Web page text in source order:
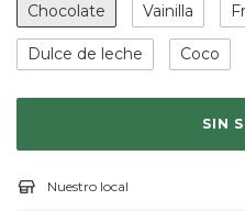
Chocolate Vainilla
Dulce de leche Coco
Nuestro local